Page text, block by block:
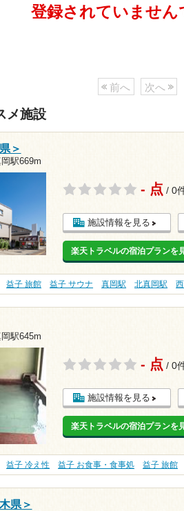
登録されていません
前へ 次へ
メ施設
＞
駅669m
- 点 / 0
施設情報を見る
楽天トラベルの宿泊プランを
益子 旅館 益子 サウナ 真岡駅 北真岡駅
駅645m
- 点 / 0
施設情報を見る
楽天トラベルの宿泊プランを
益子 冷え性 益子 お食事・食事処 益子 旅館
県＞